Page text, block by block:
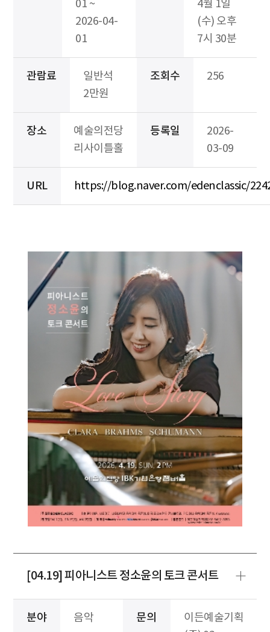
01 ~
2026-04-
01
4월 1일
(수) 오후
7시 30분
관람료
일반석
2만원
조회수 256
장소
예술의전당
리사이틀홀
등록일
2026-
03-09
URL https://blog.naver.com/edenclassic/
[04.19] 피아니스트 정소윤의 토크 콘서트
분야 음악 문의
이든예술기획